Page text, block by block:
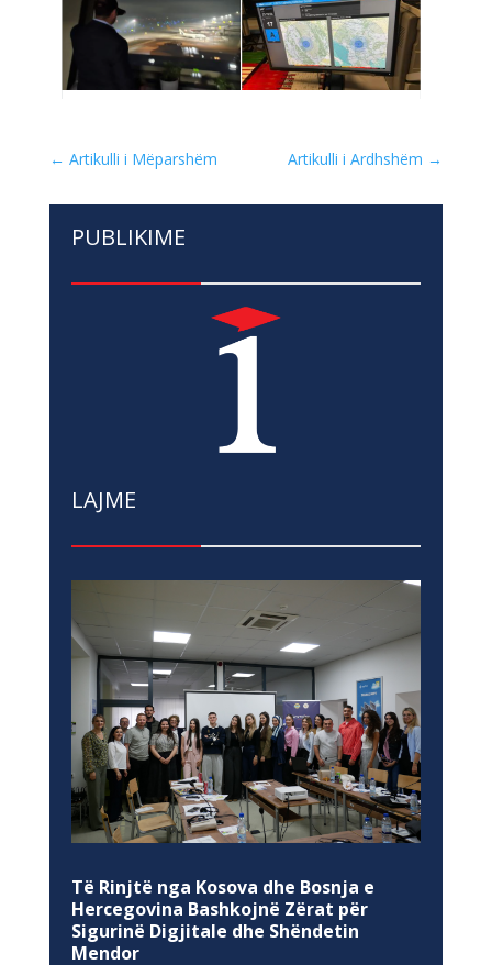
← Artikulli i Mëparshëm Artikulli i Ardhshëm →
PUBLIKIME
LAJME
Të Rinjtë nga Kosova dhe Bosnja e
Hercegovina Bashkojnë Zërat për
Sigurinë Digjitale dhe Shëndetin
Mendor